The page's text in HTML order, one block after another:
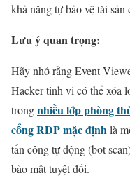
khả năng tự bảo vệ tài sản
Lưu ý quan trọng:
Hãy nhớ rằng Event
Hacker tinh vi có thể xóa
trongnhiều lớp phòng
cổng RDP mặc địnhlà
tấn công tự động (bot
bảo mật tuyệt đối.